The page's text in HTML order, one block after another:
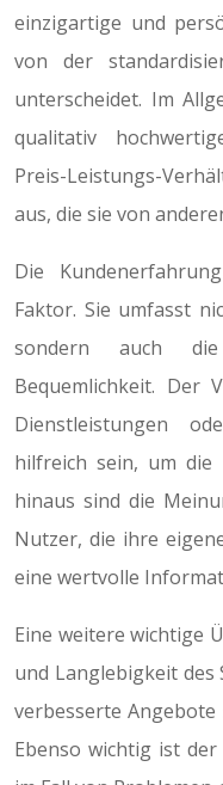
einzigartige und
von der
unterscheidet. Im
qualitativ
Preis-Leistungs-
aus, die sie von
Die
Faktor. Sie umfasst
sondern auch die
Bequemlichkeit. Der
Dienstleistungen
hilfreich sein, um
hinaus sind die
Nutzer, die ihre
eine wertvolle
Eine weitere wichtige
und Langlebigkeit des
verbesserte
Ebenso wichtig ist